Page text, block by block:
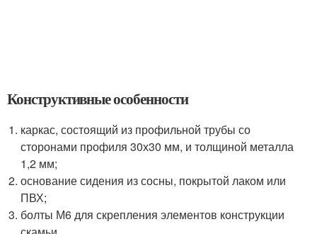
Конструктивные особенности
каркас, состоящий из профильной трубы со
сторонами профиля 30х30 мм, и толщиной металла
1,2 мм;
основание сидения из сосны, покрытой лаком или
ПВХ;
болты М6 для скрепления элементов конструкции